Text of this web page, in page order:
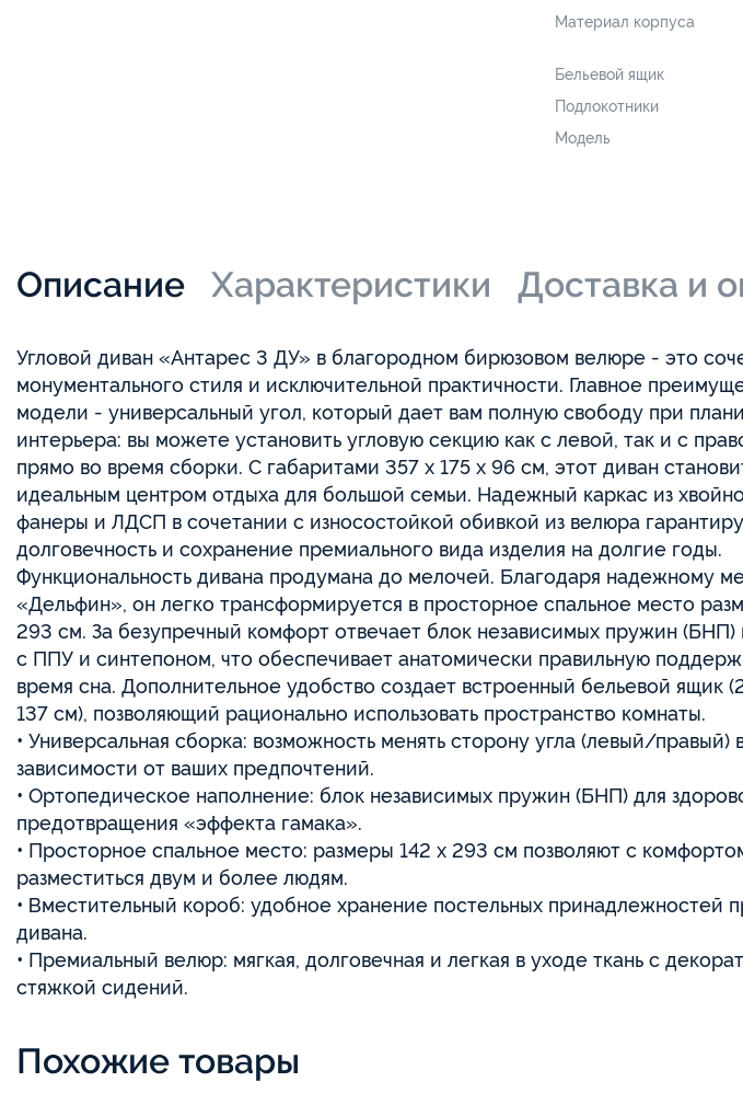
Материал корпуса
Бельевой ящик
Подлокотники
Модель
Описание Характеристики Доставка и
Угловой диван «Антарес 3 ДУ» в благородном бирюзовом велюре - это
монументального стиля и исключительной практичности. Главное
модели - универсальный угол, который дает вам полную свободу при
интерьера: вы можете установить угловую секцию как с левой, так и с
прямо во время сборки. С габаритами 357 х 175 х 96 см, этот диван
идеальным центром отдыха для большой семьи. Надежный каркас из
фанеры и ЛДСП в сочетании с износостойкой обивкой из велюра
долговечность и сохранение премиального вида изделия на долгие годы.
Функциональность дивана продумана до мелочей. Благодаря надежному
«Дельфин», он легко трансформируется в просторное спальное место
293 см. За безупречный комфорт отвечает блок независимых пружин (БНП)
с ППУ и синтепоном, что обеспечивает анатомически правильную
время сна. Дополнительное удобство создает встроенный бельевой ящик
137 см), позволяющий рационально использовать пространство комнаты.
• Универсальная сборка: возможность менять сторону угла (левый/правый)
зависимости от ваших предпочтений.
• Ортопедическое наполнение: блок независимых пружин (БНП) для
предотвращения «эффекта гамака».
• Просторное спальное место: размеры 142 х 293 см позволяют с
разместиться двум и более людям.
• Вместительный короб: удобное хранение постельных принадлежностей
дивана.
• Премиальный велюр: мягкая, долговечная и легкая в уходе ткань с
стяжкой сидений.
Похожие товары